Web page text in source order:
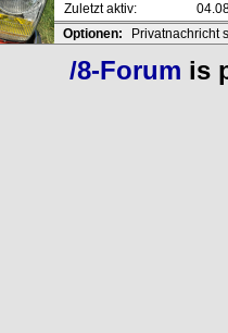
Zuletzt aktiv:
Optionen:
Privatnachricht
/8-Forum is